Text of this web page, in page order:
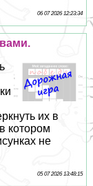
06 07 2026 12:23:34
их в
котором
не
05 07 2026 13:48:15